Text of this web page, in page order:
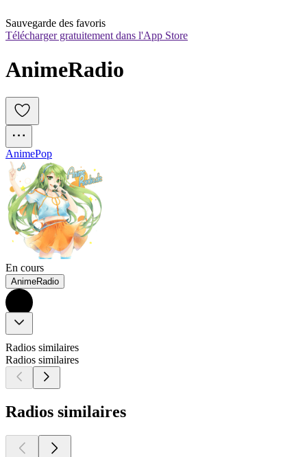
Sauvegarde des favoris
Télécharger gratuitement dans l'App Store
AnimeRadio
AnimePop
En cours
AnimeRadio
Radios similaires
Radios similaires
Radios similaires